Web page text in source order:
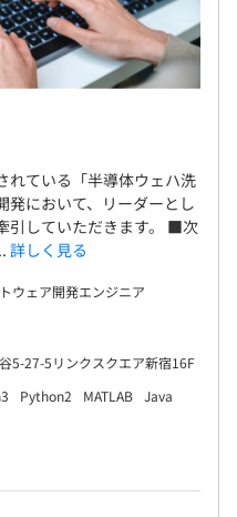
れている「半導体ウェハ洗
発において、リーダーとし
引していただきます。 ■次
詳しく見る
ウェア開発エンジニア
5-27-5リンクスクエア新宿16F
Python2 MATLAB Java